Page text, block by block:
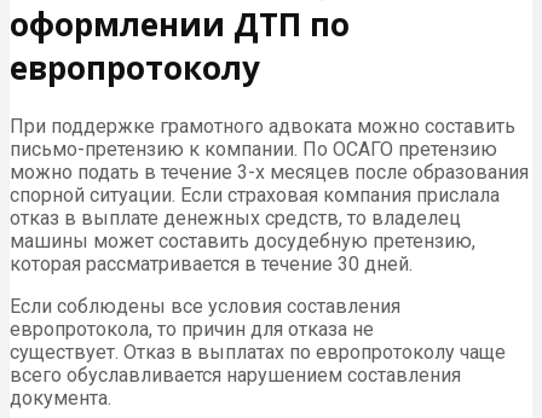
оформлении ДТП по
европротоколу
При поддержке грамотного адвоката можно составить
письмо-претензию к компании. По ОСАГО претензию
можно подать в течение 3-х месяцев после образования
спорной ситуации. Если страховая компания прислала
отказ в выплате денежных средств, то владелец
машины может составить досудебную претензию,
которая рассматривается в течение 30 дней.
Если соблюдены все условия составления
европротокола, то причин для отказа не
существует. Отказ в выплатах по европротоколу чаще
всего обуславливается нарушением составления
документа.